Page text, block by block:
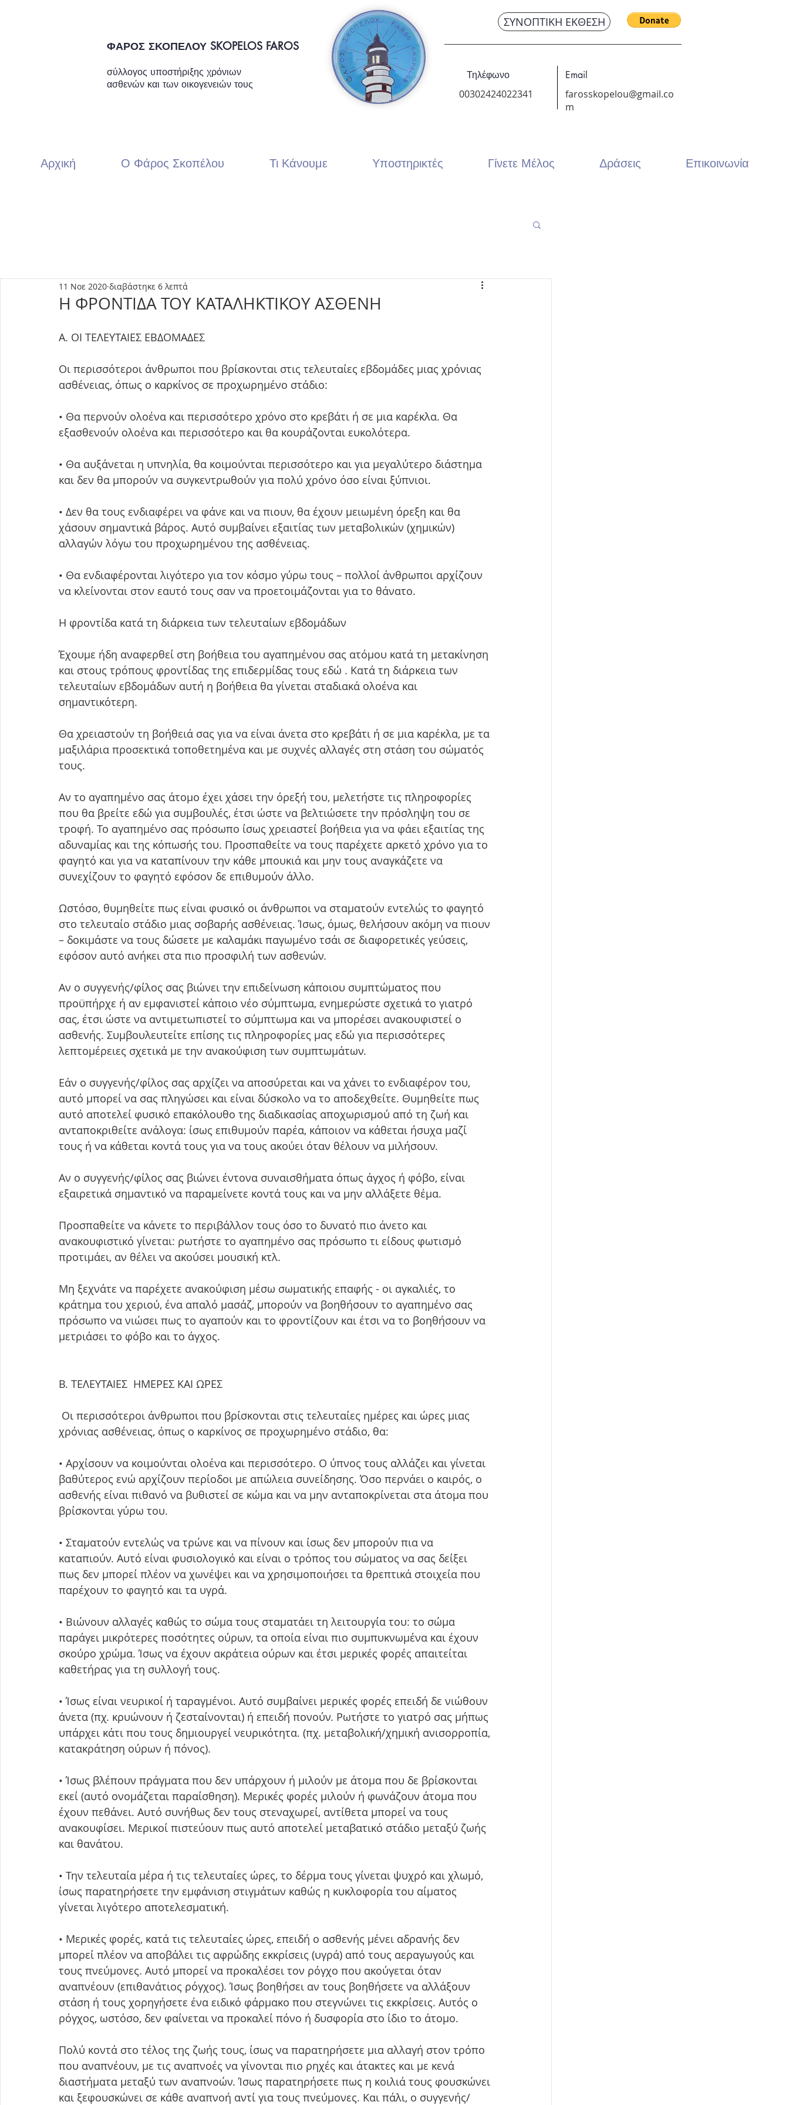
ΦΑΡΟΣ ΣΚΟΠΕΛΟΥ SKOPELOS FAROS
σύλλογος υποστήριξης χρόνιων
ασθενών και των οικογενειών τους
ΣΥΝΟΠΤΙΚΗ ΕΚΘΕΣΗ
Τηλέφωνο
00302424022341
Email
farosskopelou@gmail.co
m
Αρχική Ο Φάρος Σκοπέλου Τι Κάνουμε Υποστηρικτές Γίνετε Μέλος Δράσεις Επικοινωνία
Η ΦΡΟΝΤΙΔΑ ΤΟΥ ΚΑΤΑΛΗΚΤΙΚΟΥ ΑΣΘΕΝΗ
11 Νοε 2020 διαβάστηκε 6 λεπτά
Α. ΟΙ ΤΕΛΕΥΤΑΙΕΣ ΕΒΔΟΜΑΔΕΣ
Οι περισσότεροι άνθρωποι που βρίσκονται στις τελευταίες εβδομάδες μιας χρόνιας
ασθένειας, όπως ο καρκίνος σε προχωρημένο στάδιο:
• Θα περνούν ολοένα και περισσότερο χρόνο στο κρεβάτι ή σε μια καρέκλα. Θα
εξασθενούν ολοένα και περισσότερο και θα κουράζονται ευκολότερα.
• Θα αυξάνεται η υπνηλία, θα κοιμούνται περισσότερο και για μεγαλύτερο διάστημα
και δεν θα μπορούν να συγκεντρωθούν για πολύ χρόνο όσο είναι ξύπνιοι.
• Δεν θα τους ενδιαφέρει να φάνε και να πιουν, θα έχουν μειωμένη όρεξη και θα
χάσουν σημαντικά βάρος. Αυτό συμβαίνει εξαιτίας των μεταβολικών (χημικών)
αλλαγών λόγω του προχωρημένου της ασθένειας.
• Θα ενδιαφέρονται λιγότερο για τον κόσμο γύρω τους – πολλοί άνθρωποι αρχίζουν
να κλείνονται στον εαυτό τους σαν να προετοιμάζονται για το θάνατο.
Η φροντίδα κατά τη διάρκεια των τελευταίων εβδομάδων
Έχουμε ήδη αναφερθεί στη βοήθεια του αγαπημένου σας ατόμου κατά τη μετακίνηση
και στους τρόπους φροντίδας της επιδερμίδας τους εδώ . Κατά τη διάρκεια των
τελευταίων εβδομάδων αυτή η βοήθεια θα γίνεται σταδιακά ολοένα και
σημαντικότερη.
Θα χρειαστούν τη βοήθειά σας για να είναι άνετα στο κρεβάτι ή σε μια καρέκλα, με τα
μαξιλάρια προσεκτικά τοποθετημένα και με συχνές αλλαγές στη στάση του σώματός
τους.
Αν το αγαπημένο σας άτομο έχει χάσει την όρεξή του, μελετήστε τις πληροφορίες
που θα βρείτε εδώ για συμβουλές, έτσι ώστε να βελτιώσετε την πρόσληψη του σε
τροφή. Το αγαπημένο σας πρόσωπο ίσως χρειαστεί βοήθεια για να φάει εξαιτίας της
αδυναμίας και της κόπωσής του. Προσπαθείτε να τους παρέχετε αρκετό χρόνο για το
φαγητό και για να καταπίνουν την κάθε μπουκιά και μην τους αναγκάζετε να
συνεχίζουν το φαγητό εφόσον δε επιθυμούν άλλο.
Ωστόσο, θυμηθείτε πως είναι φυσικό οι άνθρωποι να σταματούν εντελώς το φαγητό
στο τελευταίο στάδιο μιας σοβαρής ασθένειας. Ίσως, όμως, θελήσουν ακόμη να πιουν
– δοκιμάστε να τους δώσετε με καλαμάκι παγωμένο τσάι σε διαφορετικές γεύσεις,
εφόσον αυτό ανήκει στα πιο προσφιλή των ασθενών.
Αν ο συγγενής/φίλος σας βιώνει την επιδείνωση κάποιου συμπτώματος που
προϋπήρχε ή αν εμφανιστεί κάποιο νέο σύμπτωμα, ενημερώστε σχετικά το γιατρό
σας, έτσι ώστε να αντιμετωπιστεί το σύμπτωμα και να μπορέσει ανακουφιστεί ο
ασθενής. Συμβουλευτείτε επίσης τις πληροφορίες μας εδώ για περισσότερες
λεπτομέρειες σχετικά με την ανακούφιση των συμπτωμάτων.
Εάν ο συγγενής/φίλος σας αρχίζει να αποσύρεται και να χάνει το ενδιαφέρον του,
αυτό μπορεί να σας πληγώσει και είναι δύσκολο να το αποδεχθείτε. Θυμηθείτε πως
αυτό αποτελεί φυσικό επακόλουθο της διαδικασίας αποχωρισμού από τη ζωή και
ανταποκριθείτε ανάλογα: ίσως επιθυμούν παρέα, κάποιον να κάθεται ήσυχα μαζί
τους ή να κάθεται κοντά τους για να τους ακούει όταν θέλουν να μιλήσουν.
Αν ο συγγενής/φίλος σας βιώνει έντονα συναισθήματα όπως άγχος ή φόβο, είναι
εξαιρετικά σημαντικό να παραμείνετε κοντά τους και να μην αλλάξετε θέμα.
Προσπαθείτε να κάνετε το περιβάλλον τους όσο το δυνατό πιο άνετο και
ανακουφιστικό γίνεται: ρωτήστε το αγαπημένο σας πρόσωπο τι είδους φωτισμό
προτιμάει, αν θέλει να ακούσει μουσική κτλ.
Μη ξεχνάτε να παρέχετε ανακούφιση μέσω σωματικής επαφής - οι αγκαλιές, το
κράτημα του χεριού, ένα απαλό μασάζ, μπορούν να βοηθήσουν το αγαπημένο σας
πρόσωπο να νιώσει πως το αγαπούν και το φροντίζουν και έτσι να το βοηθήσουν να
μετριάσει το φόβο και το άγχος.
Β. ΤΕΛΕΥΤΑΙΕΣ  ΗΜΕΡΕΣ ΚΑΙ ΩΡΕΣ
χρόνιας ασθένειας, όπως ο καρκίνος σε προχωρημένο στάδιο, θα:
• Αρχίσουν να κοιμούνται ολοένα και περισσότερο. Ο ύπνος τους αλλάζει και γίνεται
βαθύτερος ενώ αρχίζουν περίοδοι με απώλεια συνείδησης. Όσο περνάει ο καιρός, ο
ασθενής είναι πιθανό να βυθιστεί σε κώμα και να μην ανταποκρίνεται στα άτομα που
βρίσκονται γύρω του.
• Σταματούν εντελώς να τρώνε και να πίνουν και ίσως δεν μπορούν πια να
καταπιούν. Αυτό είναι φυσιολογικό και είναι ο τρόπος του σώματος να σας δείξει
πως δεν μπορεί πλέον να χωνέψει και να χρησιμοποιήσει τα θρεπτικά στοιχεία που
παρέχουν το φαγητό και τα υγρά.
• Βιώνουν αλλαγές καθώς το σώμα τους σταματάει τη λειτουργία του: το σώμα
παράγει μικρότερες ποσότητες ούρων, τα οποία είναι πιο συμπυκνωμένα και έχουν
σκούρο χρώμα. Ίσως να έχουν ακράτεια ούρων και έτσι μερικές φορές απαιτείται
καθετήρας για τη συλλογή τους.
• Ίσως είναι νευρικοί ή ταραγμένοι. Αυτό συμβαίνει μερικές φορές επειδή δε νιώθουν
άνετα (πχ. κρυώνουν ή ζεσταίνονται) ή επειδή πονούν. Ρωτήστε το γιατρό σας μήπως
υπάρχει κάτι που τους δημιουργεί νευρικότητα. (πχ. μεταβολική/χημική ανισορροπία,
κατακράτηση ούρων ή πόνος).
• Ίσως βλέπουν πράγματα που δεν υπάρχουν ή μιλούν με άτομα που δε βρίσκονται
εκεί (αυτό ονομάζεται παραίσθηση). Μερικές φορές μιλούν ή φωνάζουν άτομα που
έχουν πεθάνει. Αυτό συνήθως δεν τους στεναχωρεί, αντίθετα μπορεί να τους
ανακουφίσει. Μερικοί πιστεύουν πως αυτό αποτελεί μεταβατικό στάδιο μεταξύ ζωής
και θανάτου.
• Την τελευταία μέρα ή τις τελευταίες ώρες, το δέρμα τους γίνεται ψυχρό και χλωμό,
ίσως παρατηρήσετε την εμφάνιση στιγμάτων καθώς η κυκλοφορία του αίματος
γίνεται λιγότερο αποτελεσματική.
• Μερικές φορές, κατά τις τελευταίες ώρες, επειδή ο ασθενής μένει αδρανής δεν
μπορεί πλέον να αποβάλει τις αφρώδης εκκρίσεις (υγρά) από τους αεραγωγούς και
τους πνεύμονες. Αυτό μπορεί να προκαλέσει τον ρόγχο που ακούγεται όταν
αναπνέουν (επιθανάτιος ρόγχος). Ίσως βοηθήσει αν τους βοηθήσετε να αλλάξουν
στάση ή τους χορηγήσετε ένα ειδικό φάρμακο που στεγνώνει τις εκκρίσεις. Αυτός ο
ρόγχος, ωστόσο, δεν φαίνεται να προκαλεί πόνο ή δυσφορία στο ίδιο το άτομο.
Πολύ κοντά στο τέλος της ζωής τους, ίσως να παρατηρήσετε μια αλλαγή στον τρόπο
που αναπνέουν, με τις αναπνοές να γίνονται πιο ρηχές και άτακτες και με κενά
διαστήματα μεταξύ των αναπνοών. Ίσως παρατηρήσετε πως η κοιλιά τους φουσκώνει
και ξεφουσκώνει σε κάθε αναπνοή αντί για τους πνεύμονες. Και πάλι, ο συγγενής/